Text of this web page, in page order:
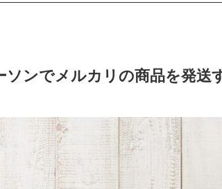
ソンでメルカリの商品を発送